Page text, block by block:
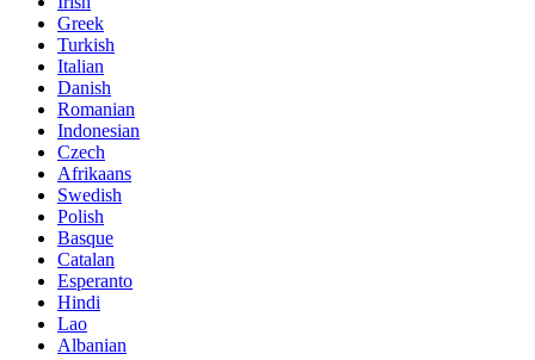
Greek
Turkish
Italian
Danish
Romanian
Indonesian
Czech
Afrikaans
Swedish
Polish
Basque
Catalan
Esperanto
Hindi
Lao
Albanian